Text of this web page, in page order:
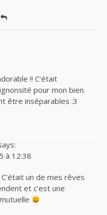
!! C’était
pour mon bien.
être inséparables :3
à 12:38
C’était un de mes rêves
et c’est une